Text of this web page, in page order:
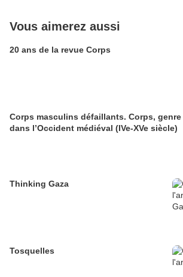
Vous aimerez aussi
20 ans de la revue Corps
Corps masculins défaillants. Corps,
dans l’Occident médiéval (IVe-XVe siècle)
Thinking Gaza
Tosquelles